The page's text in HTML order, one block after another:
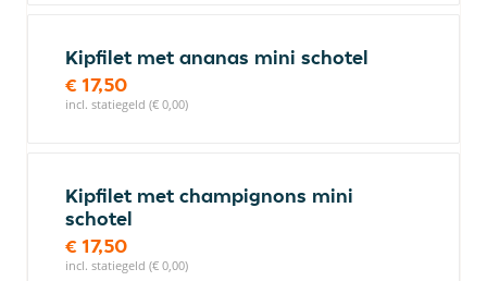
Kipfilet met ananas mini schotel
€ 17,50
incl. statiegeld (€ 0,00)
Kipfilet met champignons mini
schotel
€ 17,50
incl. statiegeld (€ 0,00)